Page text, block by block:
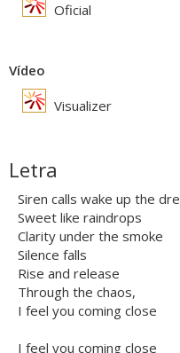
Oficial
Vídeo
Visualizer
Letra
Siren calls wake up the
Sweet like raindrops
Clarity under the smoke
Silence falls
Rise and release
Through the chaos,
I feel you coming close
I feel you coming close